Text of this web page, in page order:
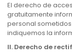
El derecho de
gratuitamente
personal
indiquemos la
II. Derecho de